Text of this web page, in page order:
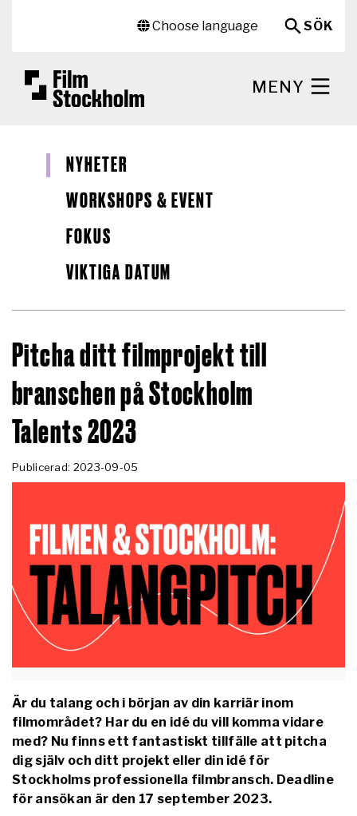
Choose language
SÖK
MENY
NYHETER
WORKSHOPS & EVENT
FOKUS
VIKTIGA DATUM
Pitcha ditt filmprojekt till
branschen på Stockholm
Talents 2023
Publicerad: 2023-09-05
Är du talang och i början av din karriär inom
filmområdet? Har du en idé du vill komma vidare
med? Nu finns ett fantastiskt tillfälle att pitcha
dig själv och ditt projekt eller din idé för
Stockholms professionella filmbransch. Deadline
för ansökan är den 17 september 2023.